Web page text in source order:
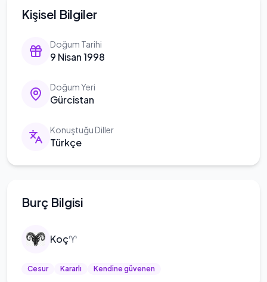
Kişisel Bilgiler
Doğum Tarihi
9 Nisan 1998
Doğum Yeri
Gürcistan
Konuştuğu Diller
Türkçe
Burç Bilgisi
Koç♈
Cesur Kararlı Kendine güvenen